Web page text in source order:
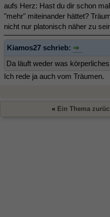
aufs Herz: Hast du dir schon
"mehr" miteinander hättet?
nicht nur platonisch näher zu
Kiamos27 schrieb:
Da läuft weder was
Ich rede ja auch vom Träumen.
« Ein Thema